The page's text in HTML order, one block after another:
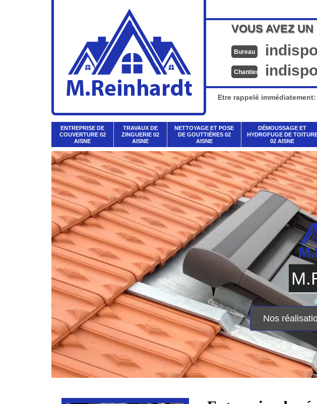
VOUS AVEZ
Bureau
Chantier
Etre rappelé immédiatement:
ENTREPRISE DE
COUVERTURE 02
AISNE
TRAVAUX DE
ZINGUERIE 02
AISNE
NETTOYAGE ET POSE
DE GOUTTIÈRES 02
AISNE
DÉMOUSSAGE ET
HYDROFUGE DE
02 AISNE
Nos